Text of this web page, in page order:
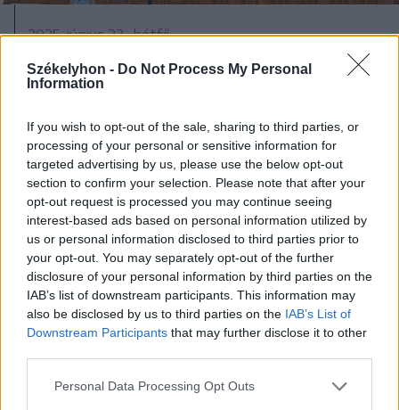
Székelyhon - Do Not Process My Personal
Information
If you wish to opt-out of the sale, sharing to third parties, or
processing of your personal or sensitive information for
targeted advertising by us, please use the below opt-out
section to confirm your selection. Please note that after your
opt-out request is processed you may continue seeing
interest-based ads based on personal information utilized by
us or personal information disclosed to third parties prior to
your opt-out. You may separately opt-out of the further
disclosure of your personal information by third parties on the
IAB’s list of downstream participants. This information may
also be disclosed by us to third parties on the IAB’s List of
Downstream Participants that may further disclose it to other
Personal Data Processing Opt Outs
2025. június 23., hétfő
Bizalmat szavazott a Bolojan-
kormánynak a parlament